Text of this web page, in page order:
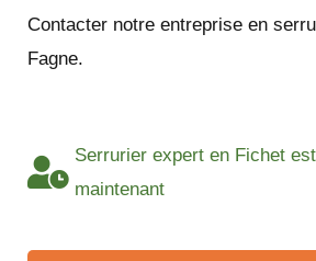
Contacter notre entreprise en
Fagne.
Serrurier expert en Fichet
maintenant